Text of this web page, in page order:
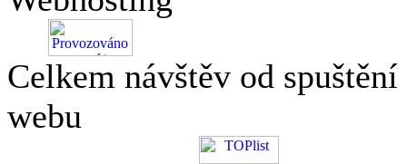
Celkem návštěv od spuštění
webu